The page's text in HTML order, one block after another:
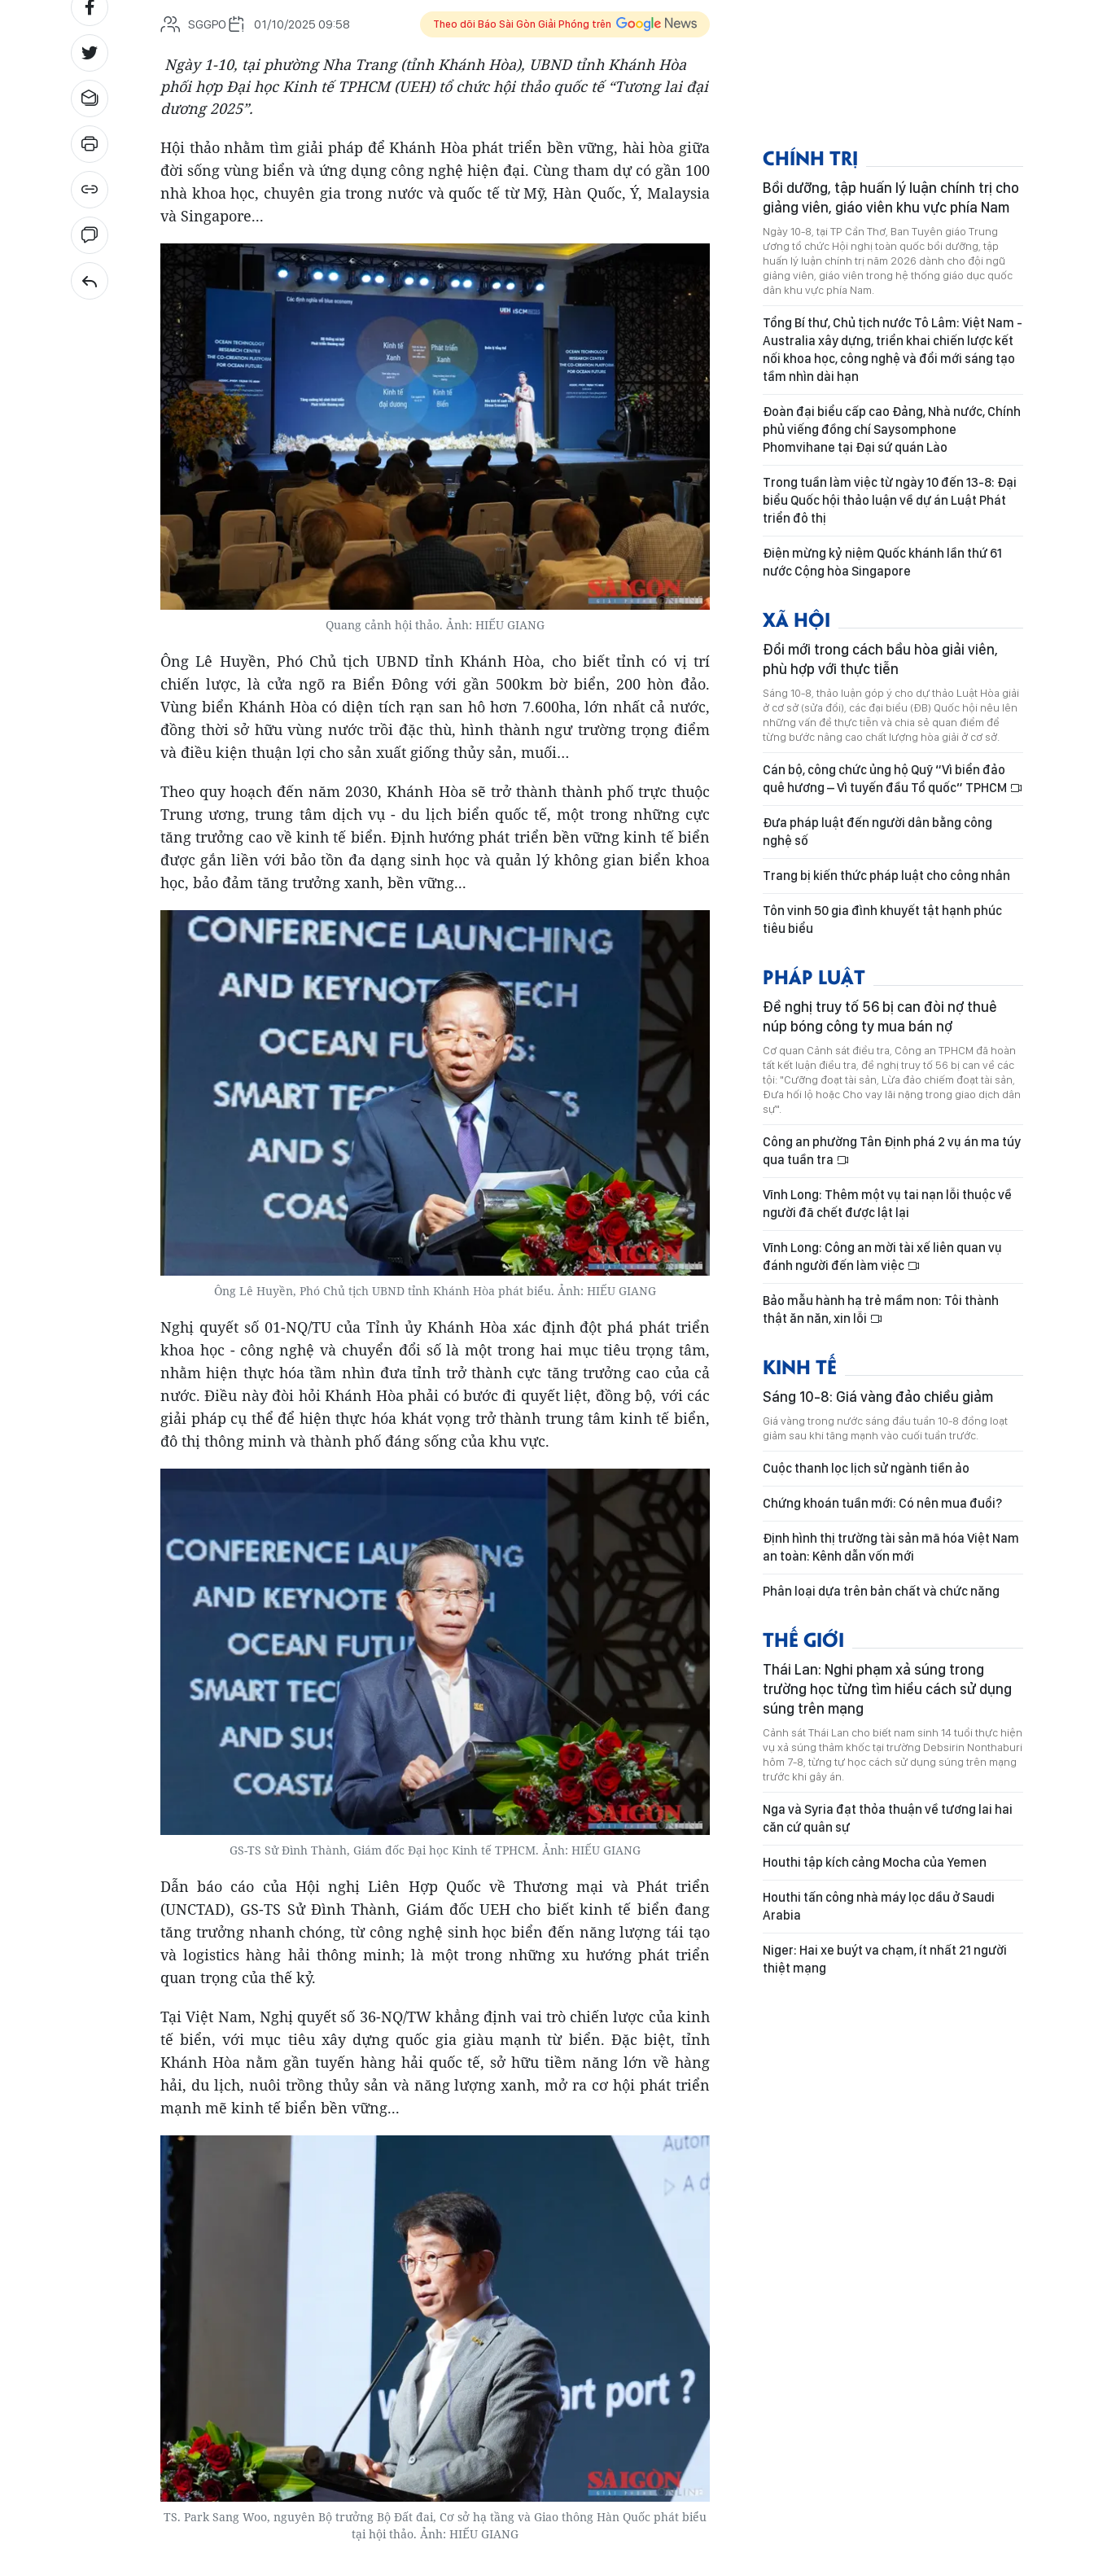
SGGPO 01/10/2025 09:58 Theo dõi Báo Sài Gòn Giải Phóng trên
Ngày 1-10, tại phường Nha Trang (tỉnh Khánh Hòa), UBND tỉnh Khánh Hòa
phối hợp Đại học Kinh tế TPHCM (UEH) tổ chức hội thảo quốc tế “Tương lai đại
dương 2025”.
Hội thảo nhằm tìm giải pháp để Khánh Hòa phát triển bền vững, hài hòa giữa
đời sống vùng biển và ứng dụng công nghệ hiện đại. Cùng tham dự có gần 100
nhà khoa học, chuyên gia trong nước và quốc tế từ Mỹ, Hàn Quốc, Ý, Malaysia
và Singapore...
Quang cảnh hội thảo. Ảnh: HIẾU GIANG
Ông Lê Huyền, Phó Chủ tịch UBND tỉnh Khánh Hòa, cho biết tỉnh có vị trí
chiến lược, là cửa ngõ ra Biển Đông với gần 500km bờ biển, 200 hòn đảo.
Vùng biển Khánh Hòa có diện tích rạn san hô hơn 7.600ha, lớn nhất cả nước,
đồng thời sở hữu vùng nước trồi đặc thù, hình thành ngư trường trọng điểm
và điều kiện thuận lợi cho sản xuất giống thủy sản, muối…
Theo quy hoạch đến năm 2030, Khánh Hòa sẽ trở thành thành phố trực thuộc
Trung ương, trung tâm dịch vụ - du lịch biển quốc tế, một trong những cực
tăng trưởng cao về kinh tế biển. Định hướng phát triển bền vững kinh tế biển
được gắn liền với bảo tồn đa dạng sinh học và quản lý không gian biển khoa
học, bảo đảm tăng trưởng xanh, bền vững...
Ông Lê Huyền, Phó Chủ tịch UBND tỉnh Khánh Hòa phát biểu. Ảnh: HIẾU GIANG
Nghị quyết số 01-NQ/TU của Tỉnh ủy Khánh Hòa xác định đột phá phát triển
khoa học - công nghệ và chuyển đổi số là một trong hai mục tiêu trọng tâm,
nhằm hiện thực hóa tầm nhìn đưa tỉnh trở thành cực tăng trưởng cao của cả
nước. Điều này đòi hỏi Khánh Hòa phải có bước đi quyết liệt, đồng bộ, với các
giải pháp cụ thể để hiện thực hóa khát vọng trở thành trung tâm kinh tế biển,
đô thị thông minh và thành phố đáng sống của khu vực.
GS-TS Sử Đình Thành, Giám đốc Đại học Kinh tế TPHCM. Ảnh: HIẾU GIANG
Dẫn báo cáo của Hội nghị Liên Hợp Quốc về Thương mại và Phát triển
(UNCTAD), GS-TS Sử Đình Thành, Giám đốc UEH cho biết kinh tế biển đang
tăng trưởng nhanh chóng, từ công nghệ sinh học biển đến năng lượng tái tạo
và logistics hàng hải thông minh; là một trong những xu hướng phát triển
quan trọng của thế kỷ.
Tại Việt Nam, Nghị quyết số 36-NQ/TW khẳng định vai trò chiến lược của kinh
tế biển, với mục tiêu xây dựng quốc gia giàu mạnh từ biển. Đặc biệt, tỉnh
Khánh Hòa nằm gần tuyến hàng hải quốc tế, sở hữu tiềm năng lớn về hàng
hải, du lịch, nuôi trồng thủy sản và năng lượng xanh, mở ra cơ hội phát triển
mạnh mẽ kinh tế biển bền vững...
TS. Park Sang Woo, nguyên Bộ trưởng Bộ Đất đai, Cơ sở hạ tầng và Giao thông Hàn Quốc phát biểu
tại hội thảo. Ảnh: HIẾU GIANG
CHÍNH TRỊ
Bồi dưỡng, tập huấn lý luận chính trị cho
giảng viên, giáo viên khu vực phía Nam
Ngày 10-8, tại TP Cần Thơ, Ban Tuyên giáo Trung
ương tổ chức Hội nghị toàn quốc bồi dưỡng, tập
huấn lý luận chính trị năm 2026 dành cho đội ngũ
giảng viên, giáo viên trong hệ thống giáo dục quốc
dân khu vực phía Nam.
Tổng Bí thư, Chủ tịch nước Tô Lâm: Việt Nam -
Australia xây dựng, triển khai chiến lược kết
nối khoa học, công nghệ và đổi mới sáng tạo
tầm nhìn dài hạn
Đoàn đại biểu cấp cao Đảng, Nhà nước, Chính
phủ viếng đồng chí Saysomphone
Phomvihane tại Đại sứ quán Lào
Trong tuần làm việc từ ngày 10 đến 13-8: Đại
biểu Quốc hội thảo luận về dự án Luật Phát
triển đô thị
Điện mừng kỷ niệm Quốc khánh lần thứ 61
nước Cộng hòa Singapore
XÃ HỘI
Đổi mới trong cách bầu hòa giải viên,
phù hợp với thực tiễn
Sáng 10-8, thảo luận góp ý cho dự thảo Luật Hòa giải
ở cơ sở (sửa đổi), các đại biểu (ĐB) Quốc hội nêu lên
những vấn đề thực tiễn và chia sẻ quan điểm để
từng bước nâng cao chất lượng hòa giải ở cơ sở.
Cán bộ, công chức ủng hộ Quỹ “Vì biển đảo
quê hương – Vì tuyến đầu Tổ quốc” TPHCM
Đưa pháp luật đến người dân bằng công
nghệ số
Trang bị kiến thức pháp luật cho công nhân
Tôn vinh 50 gia đình khuyết tật hạnh phúc
tiêu biểu
PHÁP LUẬT
Đề nghị truy tố 56 bị can đòi nợ thuê
núp bóng công ty mua bán nợ
Cơ quan Cảnh sát điều tra, Công an TPHCM đã hoàn
tất kết luận điều tra, đề nghị truy tố 56 bị can về các
tội: "Cưỡng đoạt tài sản, Lừa đảo chiếm đoạt tài sản,
Đưa hối lộ hoặc Cho vay lãi nặng trong giao dịch dân
sự".
Công an phường Tân Định phá 2 vụ án ma túy
qua tuần tra
Vĩnh Long: Thêm một vụ tai nạn lỗi thuộc về
người đã chết được lật lại
Vĩnh Long: Công an mời tài xế liên quan vụ
đánh người đến làm việc
Bảo mẫu hành hạ trẻ mầm non: Tôi thành
thật ăn năn, xin lỗi
KINH TẾ
Sáng 10-8: Giá vàng đảo chiều giảm
Giá vàng trong nước sáng đầu tuần 10-8 đồng loạt
giảm sau khi tăng mạnh vào cuối tuần trước.
Cuộc thanh lọc lịch sử ngành tiền ảo
Chứng khoán tuần mới: Có nên mua đuổi?
Định hình thị trường tài sản mã hóa Việt Nam
an toàn: Kênh dẫn vốn mới
Phân loại dựa trên bản chất và chức năng
THẾ GIỚI
Thái Lan: Nghi phạm xả súng trong
trường học từng tìm hiểu cách sử dụng
súng trên mạng
Cảnh sát Thái Lan cho biết nam sinh 14 tuổi thực hiện
vụ xả súng thảm khốc tại trường Debsirin Nonthaburi
hôm 7-8, từng tự học cách sử dụng súng trên mạng
trước khi gây án.
Nga và Syria đạt thỏa thuận về tương lai hai
căn cứ quân sự
Houthi tập kích cảng Mocha của Yemen
Houthi tấn công nhà máy lọc dầu ở Saudi
Arabia
Niger: Hai xe buýt va chạm, ít nhất 21 người
thiệt mạng